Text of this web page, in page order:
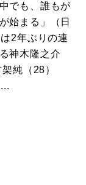
でも、誰もが
始まる」（日
2年ぶりの連
神木隆之介
純（28）